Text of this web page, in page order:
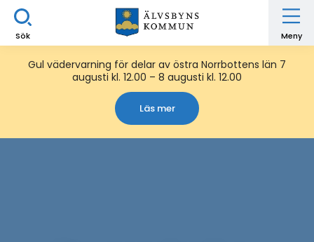
Sök Meny
Gul vädervarning för delar av östra Norrbottens län 7
augusti kl. 12.00 – 8 augusti kl. 12.00
Läs mer